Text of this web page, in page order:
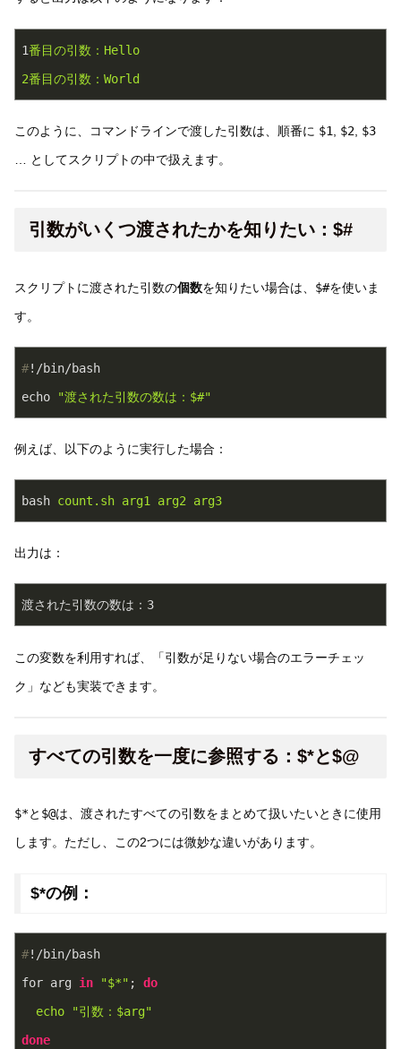
1番目の引数：Hello
2番目の引数：World
このように、コマンドラインで渡した引数は、順番に $1 $2 $3
… としてスクリプトの中で扱えます。
引数がいくつ渡されたかを知りたい：$#
スクリプトに渡された引数の個数を知りたい場合は、 $#を使いま
す。
#!/bin/bash
echo
"渡された引数の数は： $#"
例えば、以下のように実行した場合：
bash count.sh arg1 arg2 arg3
出力は：
渡された引数の数は：3
この変数を利用すれば、「引数が足りない場合のエラーチェッ
ク」なども実装できます。
すべての引数を一度に参照する：$*と$@
$*と $@は、渡されたすべての引数をまとめて扱いたいときに使用
します。ただし、この2つには微妙な違いがあります。
$*の例：
#!/bin/bash
for arg in "$*" ; do
echo
"引数： $arg"
done